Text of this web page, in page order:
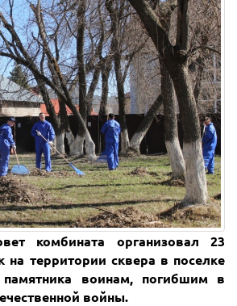
комбината организовал 23
на территории сквера в поселке
воинам, погибшим в
войны.